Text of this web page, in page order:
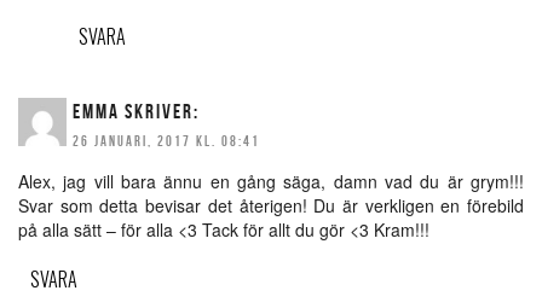
SVARA
EMMA SKRIVER:
26 JANUARI, 2017 KL. 08:41
Alex, jag vill bara ännu en gång säga, damn vad du är grym!!!
Svar som detta bevisar det återigen! Du är verkligen en förebild
på alla sätt – för alla <3 Tack för allt du gör <3 Kram!!!
SVARA